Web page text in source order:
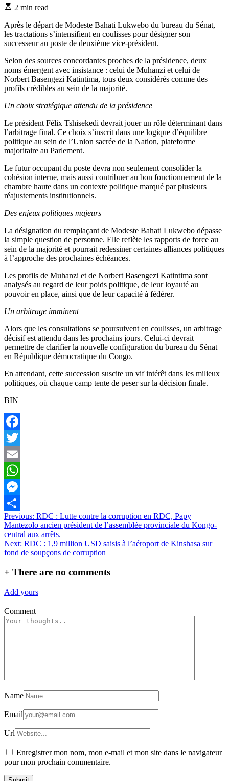
Estimated
time
2 min read
Après le départ de Modeste Bahati Lukwebo du bureau du Sénat,
les tractations s’intensifient en coulisses pour désigner son
successeur au poste de deuxième vice-président.
Selon des sources concordantes proches de la présidence, deux
noms émergent avec insistance : celui de Muhanzi et celui de
Norbert Basengezi Katintima, tous deux considérés comme des
profils crédibles au sein de la majorité.
Un choix stratégique attendu de la présidence
Le président Félix Tshisekedi devrait jouer un rôle déterminant dans
l’arbitrage final. Ce choix s’inscrit dans une logique d’équilibre
politique au sein de l’Union sacrée de la Nation, plateforme
majoritaire au Parlement.
Le futur occupant du poste devra non seulement consolider la
cohésion interne, mais aussi contribuer au bon fonctionnement de la
chambre haute dans un contexte politique marqué par plusieurs
réajustements institutionnels.
Des enjeux politiques majeurs
La désignation du remplaçant de Modeste Bahati Lukwebo dépasse
la simple question de personne. Elle reflète les rapports de force au
sein de la majorité et pourrait redessiner certaines alliances politiques
à l’approche des prochaines échéances.
Les profils de Muhanzi et de Norbert Basengezi Katintima sont
analysés au regard de leur poids politique, de leur loyauté au
pouvoir en place, ainsi que de leur capacité à fédérer.
Un arbitrage imminent
Alors que les consultations se poursuivent en coulisses, un arbitrage
décisif est attendu dans les prochains jours. Celui-ci devrait
permettre de clarifier la nouvelle configuration du bureau du Sénat
en République démocratique du Congo.
En attendant, cette succession suscite un vif intérêt dans les milieux
politiques, où chaque camp tente de peser sur la décision finale.
BIN
Facebook
Twitter
Email
WhatsApp
Messenger
Partager
Navigation
de
l’article
Previous: RDC : Lutte contre la corruption en RDC, Papy
Mantezolo ancien président de l’assemblée provinciale du Kongo-
central aux arrêts.
Next: RDC : 1,9 million USD saisis à l’aéroport de Kinshasa sur
fond de soupçons de corruption
+ There are no comments
Add yours
Comment
Name
Email
Url
Enregistrer mon nom, mon e-mail et mon site dans le navigateur
pour mon prochain commentaire.